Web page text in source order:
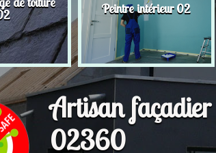
Peintre intérieur 02
Artisan
02360